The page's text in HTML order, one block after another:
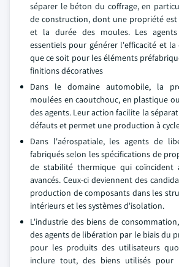
séparer le béton du coffrage, en
de construction, dont une propriété
et la durée des moules. Les
essentiels pour générer l'efficacité et la
que ce soit pour les éléments
finitions décoratives
Dans le domaine automobile, la
moulées en caoutchouc, en plastique
des agents. Leur action facilite la
défauts et permet une production à
Dans l'aérospatiale, les agents de
fabriqués selon les spécifications de
de stabilité thermique qui coïncident
avancés. Ceux-ci deviennent des
production de composants dans les
intérieurs et les systèmes d'isolation.
L'industrie des biens de
des agents de libération par le biais du
pour les produits des utilisateurs
inclure tout, des biens utilisés pour